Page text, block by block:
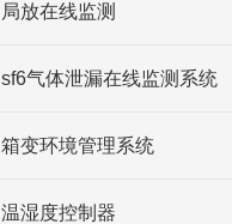
局放在线监测
sf6气体泄漏在线监测系统
箱变环境管理系统
温湿度控制器